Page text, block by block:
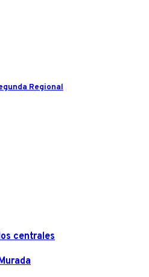
Regional
centrales